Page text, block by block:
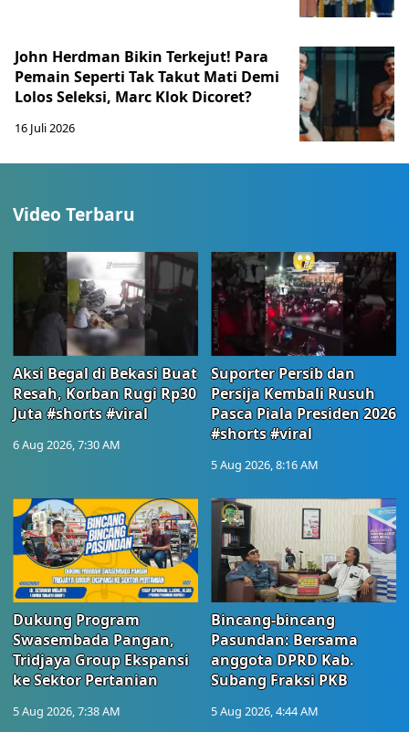
John Herdman Bikin Terkejut! Para
Pemain Seperti Tak Takut Mati Demi
Lolos Seleksi, Marc Klok Dicoret?
16 Juli 2026
Video Terbaru
Aksi Begal di Bekasi Buat
Resah, Korban Rugi Rp30
Juta #shorts #viral
6 Aug 2026, 7:30 AM
Suporter Persib dan
Persija Kembali Rusuh
Pasca Piala Presiden 2026
#shorts #viral
5 Aug 2026, 8:16 AM
Dukung Program
Swasembada Pangan,
Tridjaya Group Ekspansi
ke Sektor Pertanian
5 Aug 2026, 7:38 AM
Bincang-bincang
Pasundan: Bersama
anggota DPRD Kab.
Subang Fraksi PKB
5 Aug 2026, 4:44 AM